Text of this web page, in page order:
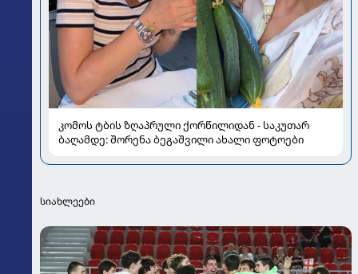
კომოს ტბის ზღაპრული ქორწილიდან - საკუთარ
ბაღამდე: შორენა ბეგაშვილი ახალი ფოტოები
სიახლეები